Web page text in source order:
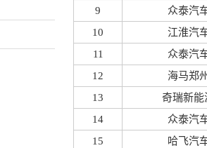
9
众泰汽
10
江淮汽
11
众泰汽
12
海马郑
13
奇瑞新能
14
众泰汽
15
哈飞汽